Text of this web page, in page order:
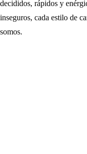
decididos, rápidos y
inseguros, cada estilo de
somos.